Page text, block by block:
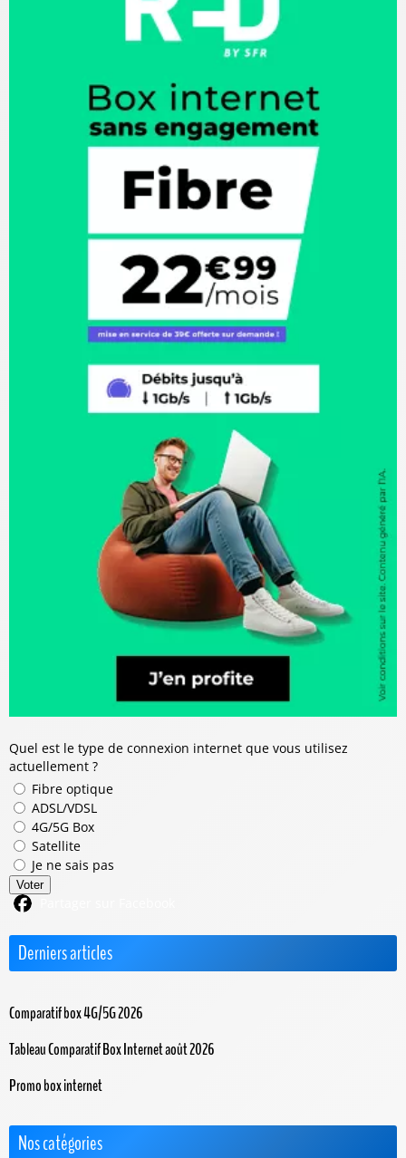
Quel est le type de connexion internet que vous utilisez
actuellement ?
Fibre optique
ADSL/VDSL
4G/5G Box
Satellite
Je ne sais pas
Voter
Derniers articles
Comparatif box 4G/5G 2026
Tableau Comparatif Box Internet août 2026
Promo box internet
Nos catégories